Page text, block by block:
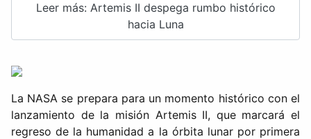
Leer más: Artemis II despega rumbo histórico
hacia Luna
La NASA se prepara para un momento histórico con el
lanzamiento de la misión Artemis II, que marcará el
regreso de la humanidad a la órbita lunar por primera